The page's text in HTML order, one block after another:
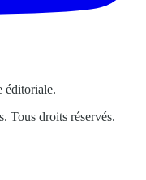
éditoriale.
Tous droits réservés.